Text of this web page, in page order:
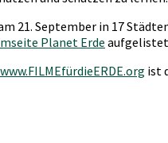
21. September in 17
Planet Erde
www.FILMEfürdieERDE.org ist